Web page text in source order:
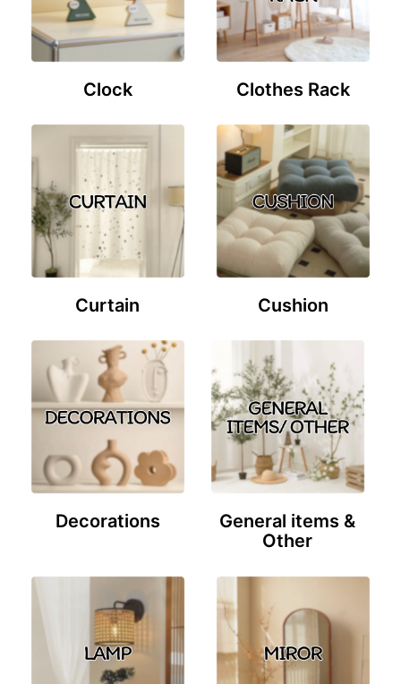
Clock Clothes Rack
Curtain Cushion
Decorations
General items &
Other